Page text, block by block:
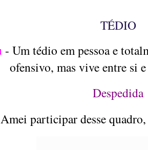
TÉDIO
- Um tédio em pessoa e
ofensivo, mas vive entre si
Despedida
Amei participar desse